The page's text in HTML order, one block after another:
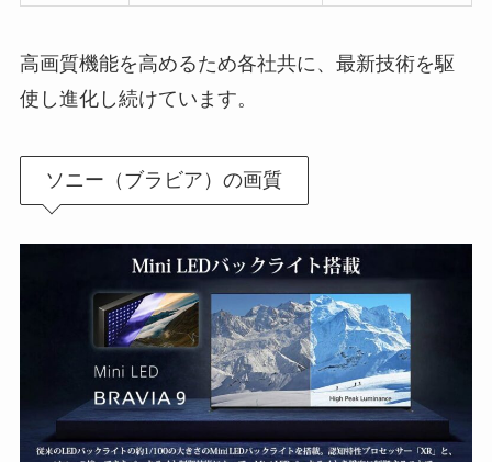
高画質機能を高めるため各社共に、最新技術を駆
使し進化し続けています。
ソニー（ブラビア）の画質